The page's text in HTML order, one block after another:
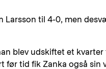
Larsson til 4-0, men
blev udskiftet et
før tid fik Zanka også sin